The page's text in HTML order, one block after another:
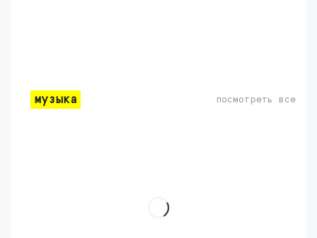
музыка посмотреть все